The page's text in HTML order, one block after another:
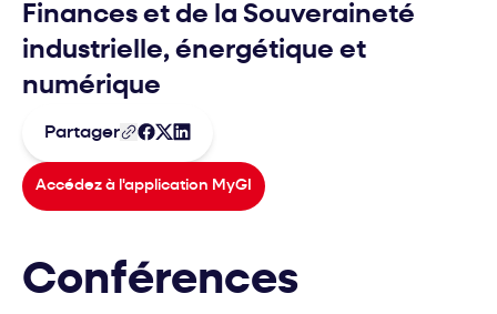
Finances et de la Souveraineté
industrielle, énergétique et
numérique
Partager
Accédez à l'application MyGI
Conférences